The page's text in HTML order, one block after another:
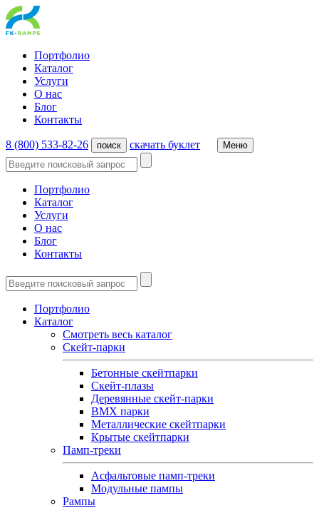
Портфолио
Каталог
Услуги
О нас
Блог
Контакты
8 (800) 533-82-26 поиск cкачать буклет Меню
Портфолио
Каталог
Услуги
О нас
Блог
Контакты
Портфолио
Каталог
Смотреть весь каталог
Скейт-парки
Бетонные скейтпарки
Скейт‑плазы
Деревянные скейт‑парки
BMX парки
Металлические скейтпарки
Крытые скейтпарки
Памп-треки
Асфальтовые памп‑треки
Модульные пампы
Рампы